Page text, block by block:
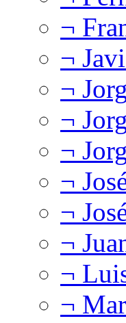
¬
¬
¬
¬
¬
¬
¬
¬
¬
¬